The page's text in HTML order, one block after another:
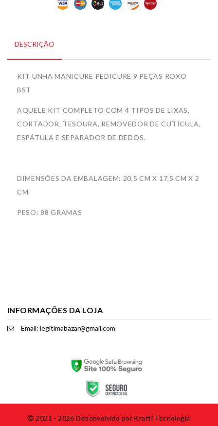
DESCRIÇÃO
KIT UNHA MANICURE PEDICURE 9 PEÇAS ROXO
BST
AQUELE KIT COMPLETO COM 4 TIPOS DE LIXAS,
CORTADOR, TESOURA, REMOVEDOR DE CUTÍCULA,
ESPÁTULA E SEPARADOR DE DEDOS.
DIMENSÕES DA EMBALAGEM: 20,5 CM X 17,5 CM X 2
CM
PESO: 88 GRAMAS
INFORMAÇÕES DA LOJA
Email: legitimabazar@gmail.com
2021 - 2026 Desenvolvido por Krafti Tecnologia